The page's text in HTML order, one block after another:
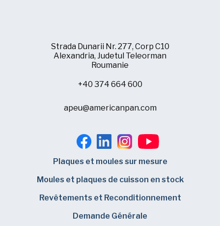
Strada Dunarii Nr. 277, Corp C10
Alexandria, Judetul Teleorman
Roumanie
+40 374 664 600
apeu@americanpan.com
Plaques et moules sur mesure
Moules et plaques de cuisson en stock
Revêtements et Reconditionnement
Demande Générale